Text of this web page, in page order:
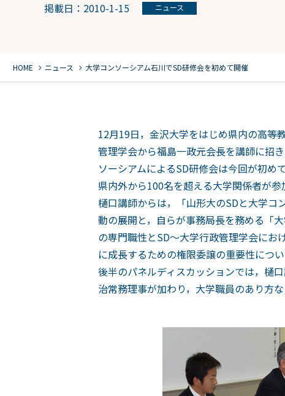
掲載日：2010-1-15 ニュース
HOME chevron_right ニュース chevron_right 大学コンソーシアム石川でSD研修会を初めて開催
12月19日，金沢大学をはじめ県内の高等
管理学会から福島一政元会長を講師に招
ソーシアムによるSD研修会は今回が初め
県内外から100名を超える大学関係者が参
樋口講師からは，「山形大のSDと大学
動の展開と，自らが事務局長を務める「
の専門職性とSD～大学行政管理学会に
に成長するための権限委譲の重要性につ
後半のパネルディスカッションでは，樋
治常務理事が加わり，大学職員のあり方